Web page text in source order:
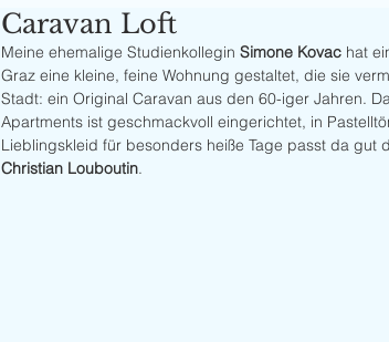
Caravan Loft
Meine ehemalige Studienkollegin Simone Kovac hat
Graz eine kleine, feine Wohnung gestaltet, die sie
Stadt: ein Original Caravan aus den 60-iger Jahren.
Apartments ist geschmackvoll eingerichtet, in
Lieblingskleid für besonders heiße Tage passt da gut
Christian Louboutin.